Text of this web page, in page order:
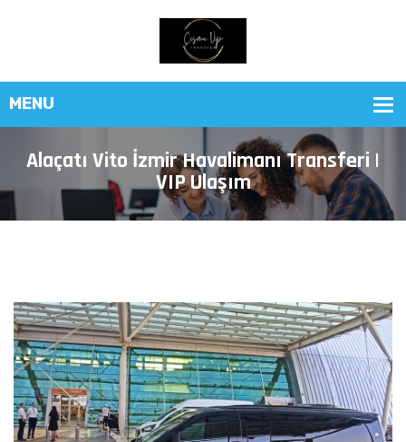
Alaçatı Vito İzmir Havalimanı Transferi |
VIP Ulaşım